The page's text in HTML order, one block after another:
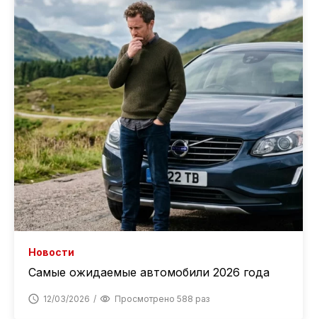
Новости
Самые ожидаемые автомобили 2026 года
12/03/2026 Просмотрено 588 раз